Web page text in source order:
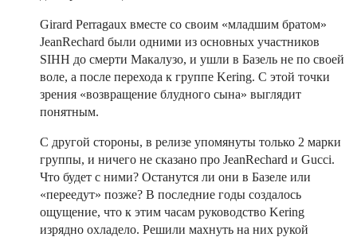
Girard Perragaux вместе со своим «младшим братом»
JeanRechard были одними из основных участников
SIHH до смерти Макалузо, и ушли в Базель не по своей
воле, а после перехода к группе Kering. С этой точки
зрения «возвращение блудного сына» выглядит
понятным.
С другой стороны, в релизе упомянуты только 2 марки
группы, и ничего не сказано про JeanRechard и Gucci.
Что будет с ними? Останутся ли они в Базеле или
«переедут» позже? В последние годы создалось
ощущение, что к этим часам руководство Kering
изрядно охладело. Решили махнуть на них рукой